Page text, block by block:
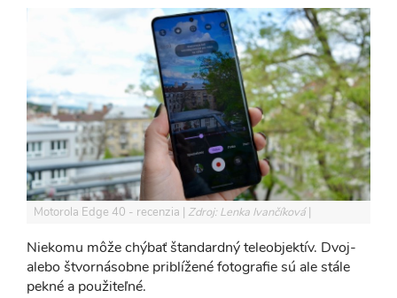
Motorola Edge 40 - recenzia Zdroj: Lenka Ivančíková
Niekomu môže chýbať štandardný teleobjektív. Dvoj-
alebo štvornásobne priblížené fotografie sú ale stále
pekné a použiteľné.